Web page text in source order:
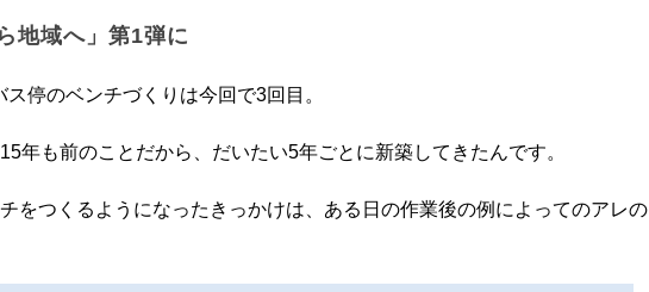
地域へ」第1弾に
停のベンチづくりは今回で3回目。
年も前のことだから、だいたい5年ごとに新築してきたんです。
をつくるようになったきっかけは、ある日の作業後の例によってのアレの